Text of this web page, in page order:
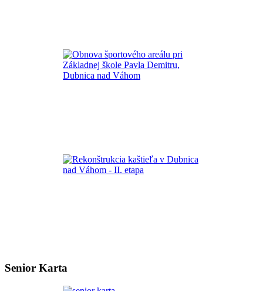
Senior Karta